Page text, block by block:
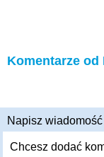
Komentarze od
Napisz wiadomość
Chcesz dodać